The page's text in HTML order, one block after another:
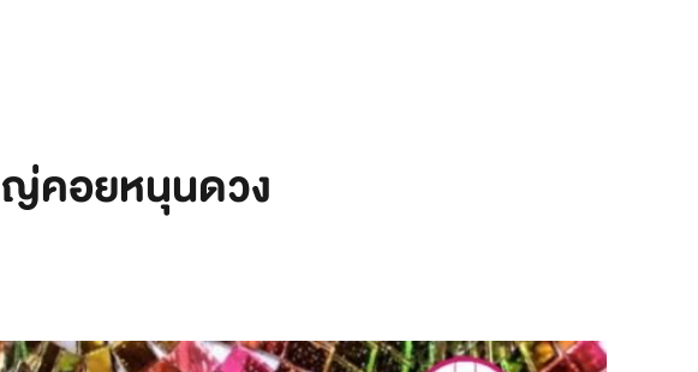
ญ่คอยหนุนดวง